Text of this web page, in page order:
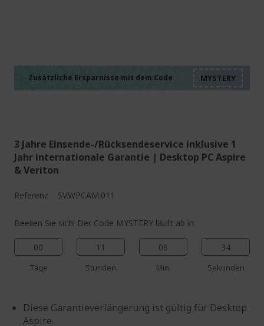
Zusätzliche Ersparnisse mit dem Code
3 Jahre Einsende-/Rücksendeservice inklusive 1
Jahr internationale Garantie | Desktop PC Aspire
& Veriton
Referenz SV.WPCAM.011
Beeilen Sie sich! Der Code MYSTERY läuft ab in:
00
Tage
11
Stunden
08
Min.
33
Sekunden
Diese Garantieverlängerung ist gültig für Desktop
Aspire.